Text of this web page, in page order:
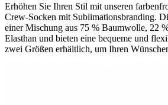
Erhöhen Sie Ihren Stil mit unseren
Crew-Socken mit Sublimationsbranding.
einer Mischung aus 75 % Baumwolle, 22
Elasthan und bieten eine bequeme und
zwei Größen erhältlich, um Ihren